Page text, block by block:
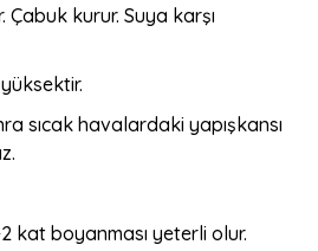
Çabuk kurur. Suya karşı
sıcak havalardaki yapışkansı
kat boyanması yeterli olur.